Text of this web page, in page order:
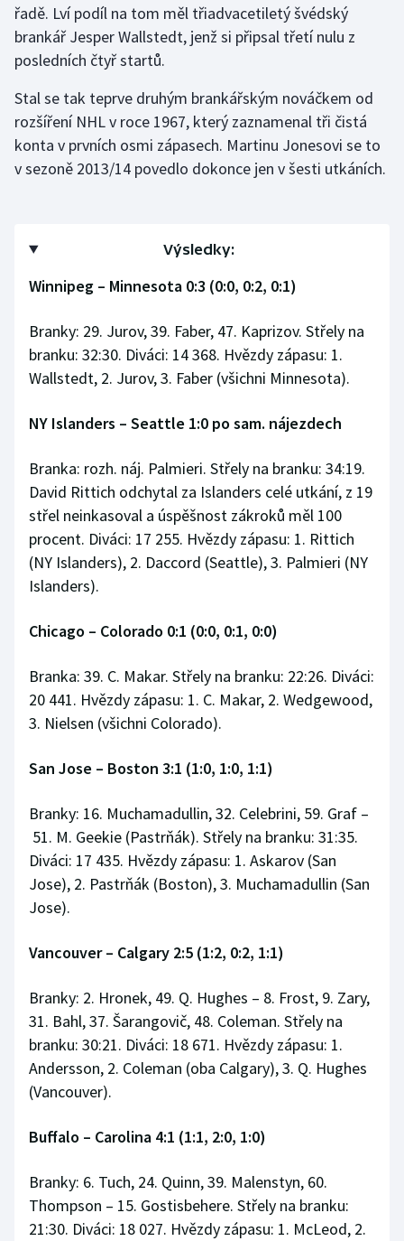
řadě. Lví podíl na tom měl třiadvacetiletý švédský
brankář Jesper Wallstedt, jenž si připsal třetí nulu z
posledních čtyř startů.
Stal se tak teprve druhým brankářským nováčkem od
rozšíření NHL v roce 1967, který zaznamenal tři čistá
konta v prvních osmi zápasech. Martinu Jonesovi se to
v sezoně 2013/14 povedlo dokonce jen v šesti utkáních.
Výsledky:
Winnipeg – Minnesota 0:3 (0:0, 0:2, 0:1)
Branky: 29. Jurov, 39. Faber, 47. Kaprizov. Střely na
branku: 32:30. Diváci: 14 368. Hvězdy zápasu: 1.
Wallstedt, 2. Jurov, 3. Faber (všichni Minnesota).
NY Islanders – Seattle 1:0 po sam. nájezdech
Branka: rozh. náj. Palmieri. Střely na branku: 34:19.
David Rittich odchytal za Islanders celé utkání, z 19
střel neinkasoval a úspěšnost zákroků měl 100
procent. Diváci: 17 255. Hvězdy zápasu: 1. Rittich
(NY Islanders), 2. Daccord (Seattle), 3. Palmieri (NY
Islanders).
Chicago – Colorado 0:1 (0:0, 0:1, 0:0)
Branka: 39. C. Makar. Střely na branku: 22:26. Diváci:
20 441. Hvězdy zápasu: 1. C. Makar, 2. Wedgewood,
3. Nielsen (všichni Colorado).
San Jose – Boston 3:1 (1:0, 1:0, 1:1)
Branky: 16. Muchamadullin, 32. Celebrini, 59. Graf –
51. M. Geekie (Pastrňák). Střely na branku: 31:35.
Diváci: 17 435. Hvězdy zápasu: 1. Askarov (San
Jose), 2. Pastrňák (Boston), 3. Muchamadullin (San
Jose).
Vancouver– Calgary 2:5 (1:2, 0:2, 1:1)
Branky: 2. Hronek, 49. Q. Hughes – 8. Frost, 9. Zary,
31. Bahl, 37. Šarangovič, 48. Coleman. Střely na
branku: 30:21. Diváci: 18 671. Hvězdy zápasu: 1.
Andersson, 2. Coleman (oba Calgary), 3. Q. Hughes
(Vancouver).
Buffalo – Carolina 4:1 (1:1, 2:0, 1:0)
Branky: 6. Tuch, 24. Quinn, 39. Malenstyn, 60.
Thompson – 15. Gostisbehere. Střely na branku:
21:30. Diváci: 18 027. Hvězdy zápasu: 1. McLeod, 2.